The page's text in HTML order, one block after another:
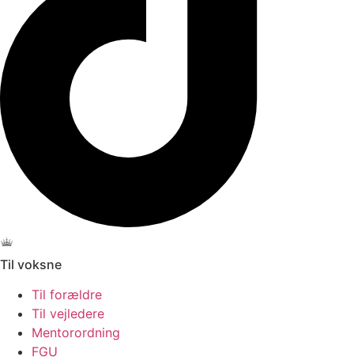
Til voksne
Til forældre
Til vejledere
Mentorordning
FGU